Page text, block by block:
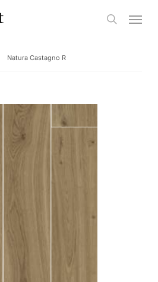
search
Natura Castagno R